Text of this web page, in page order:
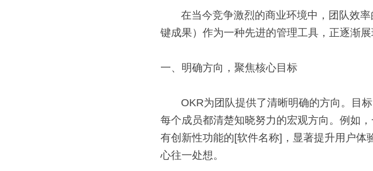
键成果）作为一种先进的管理工具，正逐渐
一、明确方向，聚焦核心目标
每个成员都清楚知晓努力的宏观方向。例如
有创新性功能的[软件名称]，显著提升用户体
心往一处想。